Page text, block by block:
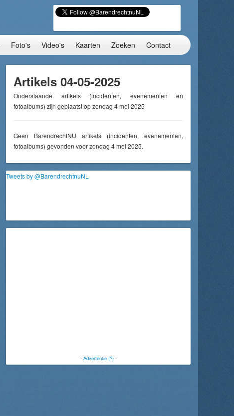
Foto's Video's Kaarten Zoeken Contact
Artikels 04-05-2025
Onderstaande artikels (incidenten, evenementen en
fotoalbums) zijn geplaatst op zondag 4 mei 2025
Geen BarendrechtNU artikels (incidenten, evenementen,
fotoalbums) gevonden voor zondag 4 mei 2025.
Tweets by @BarendrechtnuNL
- Advertentie (?)-